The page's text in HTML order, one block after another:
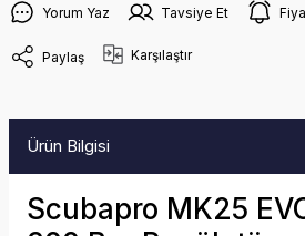
Yorum Yaz Tavsiye Et
Paylaş Karşılaştır
Ürün Bilgisi
Scubapro MK25